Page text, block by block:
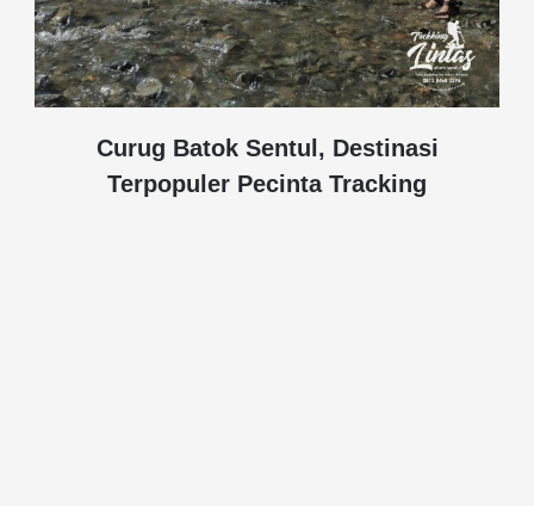
Curug Batok Sentul, Destinasi
Terpopuler Pecinta Tracking